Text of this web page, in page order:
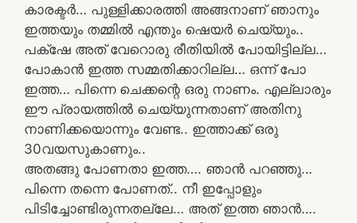
കാരക്ടർ… പുള്ളിക്കാരത്തി അങ്ങനാണ് ഞാനും
ഇത്തയും തമ്മിൽ എന്തും ഷെയർ ചെയ്യും..
പക്‌ഷേ അത് വേറൊരു രീതിയിൽ പോയിട്ടില്ല…
പോകാൻ ഇത്ത സമ്മതിക്കാറില്ല… ഒന്ന് പോ
ഇത്ത… പിന്നെ ചെക്കന്റെ ഒരു നാണം. എല്ലാരും
ഈ പ്രായത്തിൽ ചെയ്യുന്നതാണ് അതിനു
നാണിക്കയൊന്നും വേണ്ട.. ഇത്താക്ക് ഒരു
30വയസുകാണും..
അതങ്ങു പോണതാ ഇത്ത…. ഞാൻ പറഞ്ഞു…
പിന്നെ തന്നെ പോണത്.. നീ ഇപ്പോളും
പിടിച്ചോണ്ടിരുന്നതല്ലേ… അത് ഇത്ത ഞാൻ….